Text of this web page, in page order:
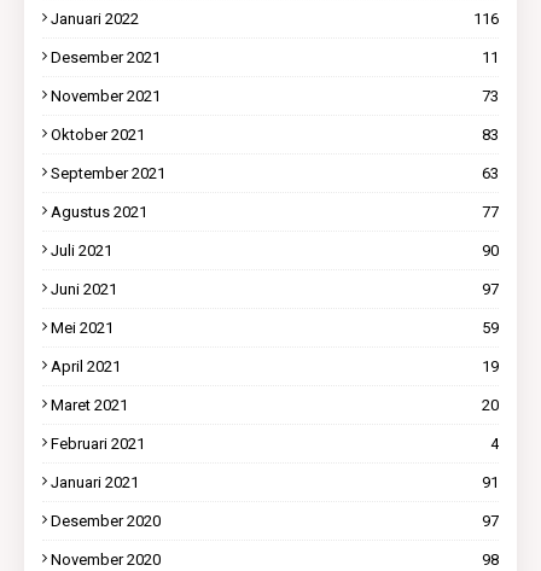
Januari 2022 116
Desember 2021 11
November 2021 73
Oktober 2021 83
September 2021 63
Agustus 2021 77
Juli 2021 90
Juni 2021 97
Mei 2021 59
April 2021 19
Maret 2021 20
Februari 2021 4
Januari 2021 91
Desember 2020 97
November 2020 98